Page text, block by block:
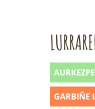
GARBIÑE